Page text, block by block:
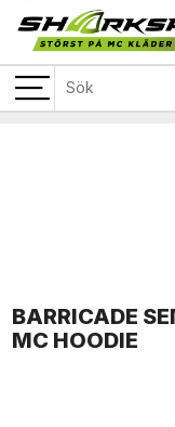
BARRICADE
MC HOODIE